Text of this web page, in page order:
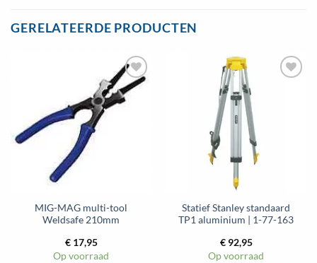
GERELATEERDE PRODUCTEN
Toevoegen
aan
wenslijst
MIG-MAG multi-tool
Weldsafe 210mm
€17,95
Op voorraad
Statief Stanley standaard
TP1 aluminium | 1-77-163
€92,95
Op voorraad